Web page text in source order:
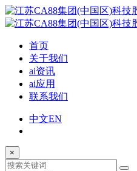
首页
关于我们
ai资讯
ai应用
联系我们
中文EN
×